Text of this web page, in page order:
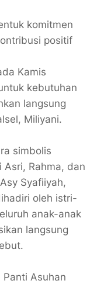
komitmen
positif
Kamis
kebutuhan
langsung
Miliyani.
simbolis
Asri, Rahma, dan
Syafiiyah,
oleh istri-
anak-anak
langsung
Asuhan